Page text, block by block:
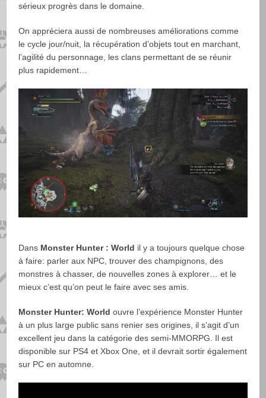
sérieux progrès dans le domaine.
On appréciera aussi de nombreuses améliorations comme
le cycle jour/nuit, la récupération d’objets tout en marchant,
l’agilité du personnage, les clans permettant de se réunir
plus rapidement…
Dans Monster Hunter : World il y a toujours quelque chose
à faire: parler aux NPC, trouver des champignons, des
monstres à chasser, de nouvelles zones à explorer… et le
mieux c’est qu’on peut le faire avec ses amis.
Monster Hunter: World ouvre l’expérience Monster Hunter
à un plus large public sans renier ses origines, il s’agit d’un
excellent jeu dans la catégorie des semi-MMORPG. Il est
disponible sur PS4 et Xbox One, et il devrait sortir également
sur PC en automne.